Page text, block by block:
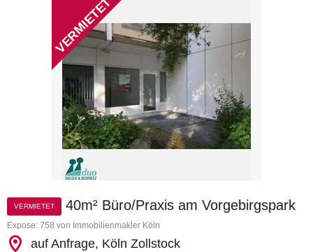
VERMIETET 40m² Büro/Praxis am Vorgebirgspark
Expose: 758 von Immobilienmakler Köln
auf Anfrage, Köln Zollstock